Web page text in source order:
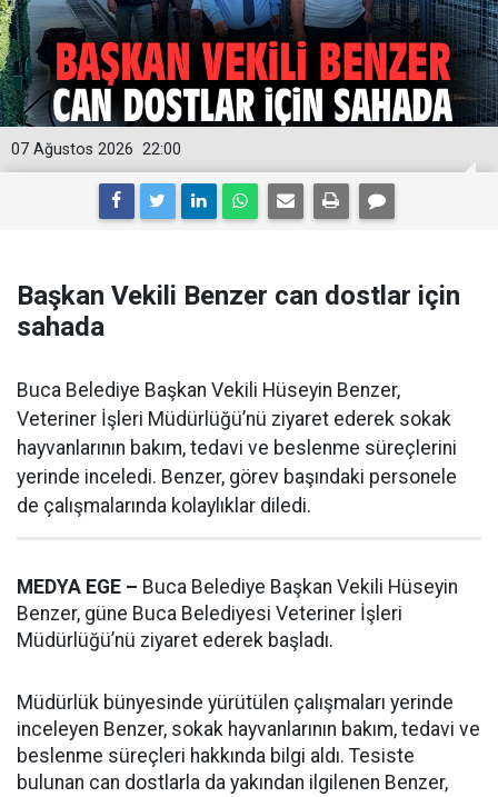
22:00
07 Ağustos 2026
Başkan Vekili Benzer can dostlar için
sahada
Buca Belediye Başkan Vekili Hüseyin Benzer,
Veteriner İşleri Müdürlüğü’nü ziyaret ederek sokak
hayvanlarının bakım, tedavi ve beslenme süreçlerini
yerinde inceledi. Benzer, görev başındaki personele
de çalışmalarında kolaylıklar diledi.
MEDYA EGE – Buca Belediye Başkan Vekili Hüseyin
Benzer, güne Buca Belediyesi Veteriner İşleri
Müdürlüğü’nü ziyaret ederek başladı.
Müdürlük bünyesinde yürütülen çalışmaları yerinde
inceleyen Benzer, sokak hayvanlarının bakım, tedavi ve
beslenme süreçleri hakkında bilgi aldı. Tesiste
bulunan can dostlarla da yakından ilgilenen Benzer,